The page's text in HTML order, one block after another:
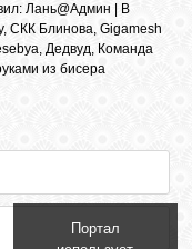
: Лань@Админ
В
, СКК Блинова, Gigamesh
, Дедвуд, Команда
из бисера
Портал